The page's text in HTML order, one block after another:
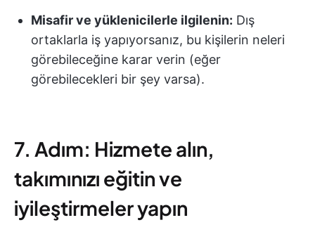
Misafir ve yüklenicilerle ilgilenin: Dış
ortaklarla iş yapıyorsanız, bu kişilerin neleri
görebileceğine karar verin (eğer
görebilecekleri bir şey varsa).
7. Adım: Hizmete alın,
takımınızı eğitin ve
iyileştirmeler yapın